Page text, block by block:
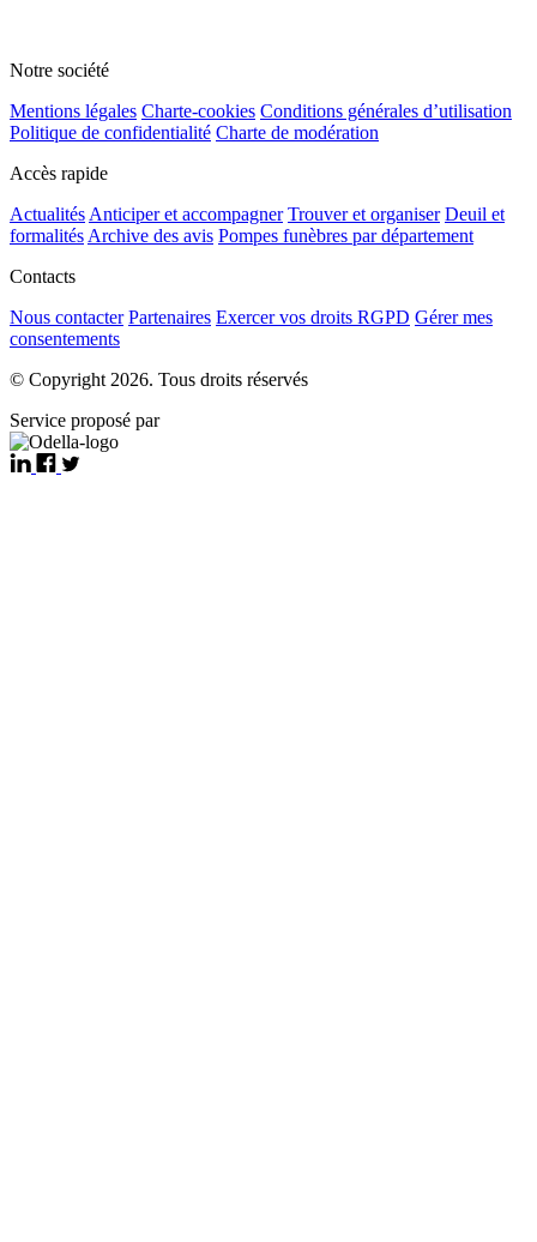
Notre société
Mentions légales Charte-cookies Conditions générales d’utilisation
Politique de confidentialité Charte de modération
Accès rapide
Actualités Anticiper et accompagner Trouver et organiser Deuil et
formalités Archive des avis Pompes funèbres par département
Contacts
Nous contacter Partenaires Exercer vos droits RGPD Gérer mes
consentements
© Copyright 2026. Tous droits réservés
Service proposé par